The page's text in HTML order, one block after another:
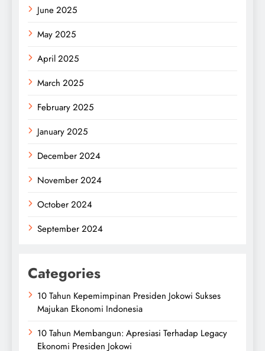
June 2025
May 2025
April 2025
March 2025
February 2025
January 2025
December 2024
November 2024
October 2024
September 2024
Categories
10 Tahun Kepemimpinan Presiden Jokowi Sukses
Majukan Ekonomi Indonesia
10 Tahun Membangun: Apresiasi Terhadap Legacy
Ekonomi Presiden Jokowi